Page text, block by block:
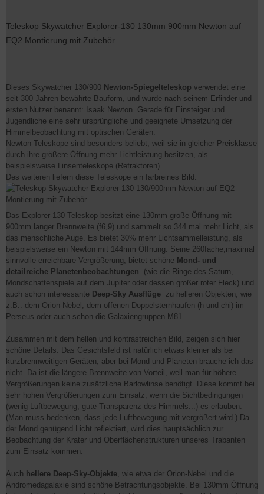
Teleskop Skywatcher Explorer-130 130mm 900mm Newton auf
EQ2 Montierung mit Zubehör
Dieses Skywatcher 130/900 Newton-Spiegelteleskop verwendet eine
seit 300 Jahren bewährte Bauform, und wurde nach seinem Erfinder und
ersten Nutzer benannt: Isaak Newton. Gerade für Einsteiger und
Jugendliche eine sehr ursprüngliche und geeignete Umsetzung der
Himmelbeobachtung mit optischen Geräten.
Newton-Teleskope sind besonders beliebt, weil sie in gleicher Preisklasse
durch ihre größere Öffnung mehr Lichtleistung besitzen, als
beispielsweise Linsenteleskope (Refraktoren).
Des weiteren liefern diese Teleskope ein farbreines Bild.
Das Explorer-130 Teleskop besitzt eine 130mm große Öffnung mit
900mm langer Brennweite (f6,9) und sammelt so 344 mal mehr Licht, als
das menschliche Auge. Es bietet 30% mehr Lichtsammelleistung, als
beispielsweise ein Newton mit 144mm Öffnung. Seine 260fache,maximal
sinnvolle erreichbare Vergrößerung, bietet schöne Mond- und
detailreiche Planetenbeobachtungen (wie die Ringe des Saturn,
Mondschattenspiele auf dem Jupiter oder dessen großer roter Fleck) und
auch schon interessante Deep-Sky Ausflüge zu helleren Objekten, wie
z.B.. dem Orion-Nebel, dem offenen Doppelsternhaufen (h und chi) im
Perseus oder auch schon die Galaxiengruppen M81.
Zusammen mit dem hellen und kontrastreichen Bild, zeigen sich hier
schöne Details. Das Gesichtsfeld ist natürlich etwas kleiner als bei
kurzbrennweitigen Geräten, aber bei Mond und Planeten brauche ich das
nicht. Da ist die längere Brennweite von Vorteil, weil man für höhere
Vergrößerungen keine zusätzliche Barlowlinse benötigt. Diese kommt bei
sehr hohen Vergrößerungen zum Einsatz, wenn die Sichtbedingungen
(wenig Luftbewegung, gute Transparenz des Himmels...) es erlauben.
(Man muss bedenken, dass jede Luftbewegung mit vergrößert wird.) Da
der Mond genügend Licht reflektiert, wird dies hauptsächlich zur
Beobachtung der Krater und Oberflächenstrukturen unseres Trabanten
zum Einsatz kommen.
Auch hellere Deep-Sky-Objekte, wie etwa der Orion-Nebel und die
Andromedagalaxie sind schöne Betrachtungsobjekte. Bei 130mm Öffnung